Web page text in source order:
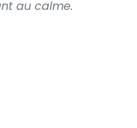
au calme.